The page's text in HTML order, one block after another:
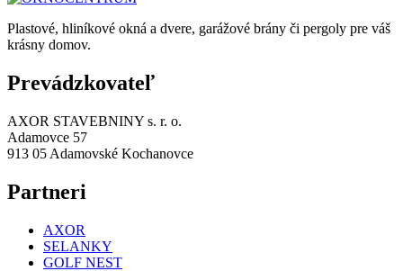
Plastové, hliníkové okná a dvere, garážové brány či pergoly pre váš
krásny domov.
Prevádzkovateľ
AXOR STAVEBNINY s. r. o.
Adamovce 57
913 05 Adamovské Kochanovce
Partneri
AXOR
SELANKY
GOLF NEST